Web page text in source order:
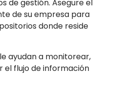
de gestión. Asegure el
de su empresa para
donde reside
ayudan a monitorear,
flujo de información